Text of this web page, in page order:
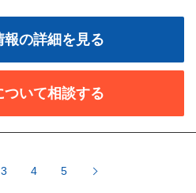
報の詳細を見る
ついて相談する
3 4 5